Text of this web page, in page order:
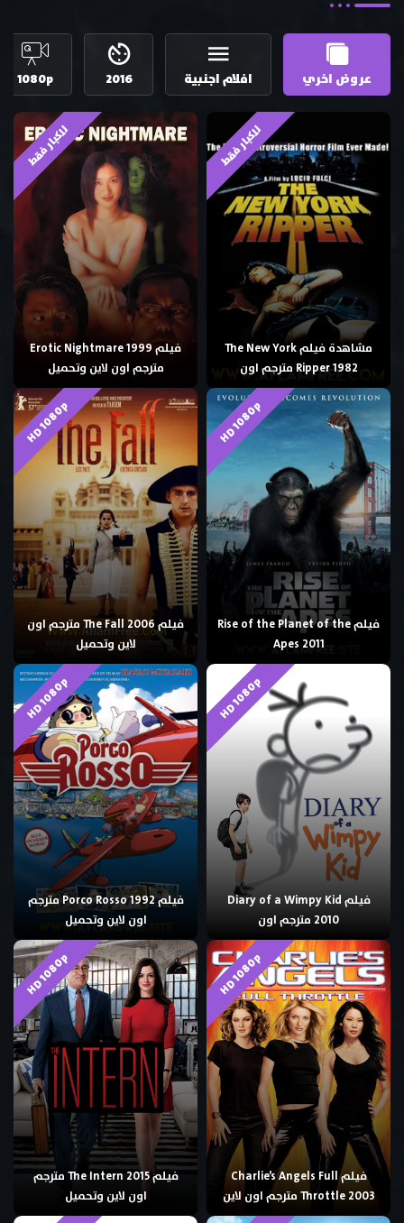
عروض اخري افلام اجنبية 2016
1080p
للكبار فقط
مشاهدة فيلم The New York
Ripper 1982 مترجم اون
للكبار فقط
فيلم Erotic Nightmare 1999
مترجم اون لاين وتحميل
HD 1080p
فيلم Rise of the Planet of the
Apes 2011
HD 1080p
فيلم The Fall 2006 مترجم اون
لاين وتحميل
HD 1080p
فيلم Diary of a Wimpy Kid
2010 مترجم اون
HD 1080p
فيلم Porco Rosso 1992 مترجم
اون لاين وتحميل
HD 1080p
فيلم Charlie’s Angels Full
Throttle 2003 مترجم اون لاين
HD 1080p
فيلم The Intern 2015 مترجم
اون لاين وتحميل